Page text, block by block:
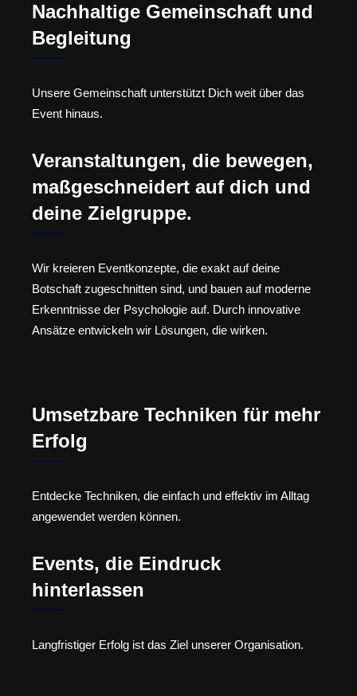
Nachhaltige Gemeinschaft und
Begleitung
Unsere Gemeinschaft unterstützt Dich weit über das
Event hinaus.
Veranstaltungen, die bewegen,
maßgeschneidert auf dich und
deine Zielgruppe.
Wir kreieren Eventkonzepte, die exakt auf deine
Botschaft zugeschnitten sind, und bauen auf moderne
Erkenntnisse der Psychologie auf. Durch innovative
Ansätze entwickeln wir Lösungen, die wirken.
Umsetzbare Techniken für mehr
Erfolg
Entdecke Techniken, die einfach und effektiv im Alltag
angewendet werden können.
Events, die Eindruck
hinterlassen
Langfristiger Erfolg ist das Ziel unserer Organisation.